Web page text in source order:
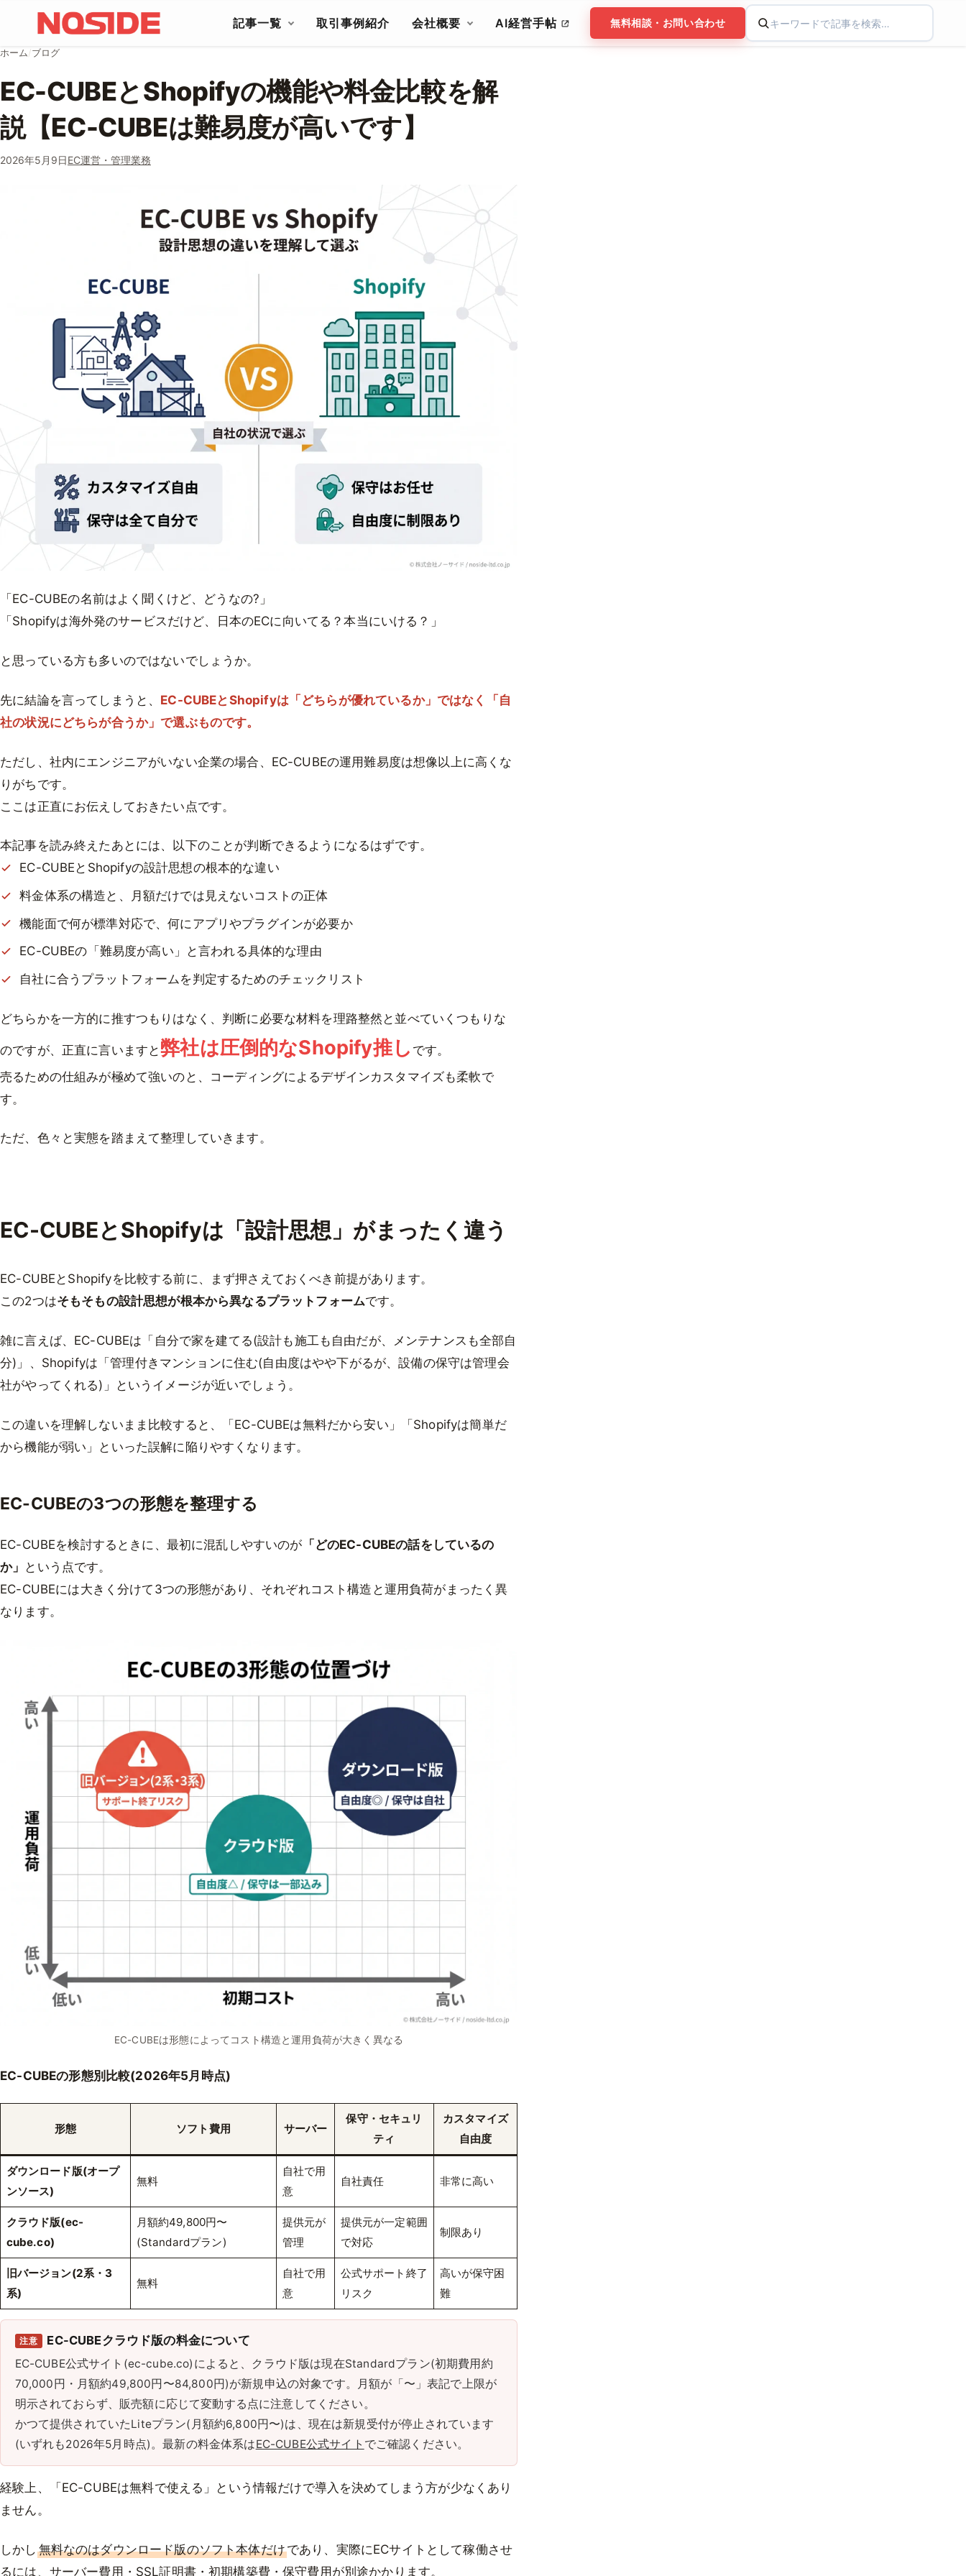
コンテンツへスキップ
記事一覧
取引事例紹介 会社概要 AI経営手帖 無料相談・お問い合わせ
ホーム/ブログ
EC-CUBEとShopifyの機能や料金比較を解
説【EC-CUBEは難易度が高いです】
2026年5月9日EC運営・管理業務
「EC-CUBEの名前はよく聞くけど、どうなの?」
「Shopifyは海外発のサービスだけど、日本のECに向いてる？本当にいける？」
と思っている方も多いのではないでしょうか。
先に結論を言ってしまうと、 EC-CUBEとShopifyは「どちらが優れているか」ではなく「自
社の状況にどちらが合うか」で選ぶものです。
ただし、社内にエンジニアがいない企業の場合、EC-CUBEの運用難易度は想像以上に高くな
りがちです。
ここは正直にお伝えしておきたい点です。
本記事を読み終えたあとには、以下のことが判断できるようになるはずです。
EC-CUBEとShopifyの設計思想の根本的な違い
料金体系の構造と、月額だけでは見えないコストの正体
機能面で何が標準対応で、何にアプリやプラグインが必要か
EC-CUBEの「難易度が高い」と言われる具体的な理由
自社に合うプラットフォームを判定するためのチェックリスト
どちらかを一方的に推すつもりはなく、判断に必要な材料を理路整然と並べていくつもりな
のですが、正直に言いますと弊社は圧倒的なShopify推し です。
売るための仕組みが極めて強いのと、コーディングによるデザインカスタマイズも柔軟で
す。
ただ、色々と実態を踏まえて整理していきます。
EC-CUBEとShopifyは「設計思想」がまったく違う
EC-CUBEとShopifyを比較する前に、まず押さえておくべき前提があります。
この2つはそもそもの設計思想が根本から異なるプラットフォームです。
雑に言えば、EC-CUBEは「自分で家を建てる(設計も施工も自由だが、メンテナンスも全部自
分)」、Shopifyは「管理付きマンションに住む(自由度はやや下がるが、設備の保守は管理会
社がやってくれる)」というイメージが近いでしょう。
この違いを理解しないまま比較すると、「EC-CUBEは無料だから安い」「Shopifyは簡単だ
から機能が弱い」といった誤解に陥りやすくなります。
EC-CUBEの3つの形態を整理する
EC-CUBEを検討するときに、最初に混乱しやすいのが 「どのEC-CUBEの話をしているの
か」 という点です。
EC-CUBEには大きく分けて3つの形態があり、それぞれコスト構造と運用負荷がまったく異
なります。
EC-CUBEは形態によってコスト構造と運用負荷が大きく異なる
EC-CUBEの形態別比較(2026年5月時点)
形態 ソフト費用 サーバー
保守・セキュリ
ティ
カスタマイズ
自由度
ダウンロード版(オープ
ンソース)
無料
自社で用
意
自社責任 非常に高い
クラウド版(ec-
cube.co)
月額約49,800円〜
(Standardプラン)
提供元が
管理
提供元が一定範囲
で対応
制限あり
旧バージョン(2系・3
系)
無料
自社で用
意
公式サポート終了
リスク
高いが保守困
難
注意 EC-CUBEクラウド版の料金について
EC-CUBE公式サイト(ec-cube.co)によると、クラウド版は現在Standardプラン(初期費用約
70,000円・月額約49,800円〜84,800円)が新規申込の対象です。月額が「〜」表記で上限が
明示されておらず、販売額に応じて変動する点に注意してください。
かつて提供されていたLiteプラン(月額約6,800円〜)は、現在は新規受付が停止されています
(いずれも2026年5月時点)。最新の料金体系はEC-CUBE公式サイト でご確認ください。
経験上、「EC-CUBEは無料で使える」という情報だけで導入を決めてしまう方が少なくあり
ません。
しかし 無料なのはダウンロード版のソフト本体だけであり、実際にECサイトとして稼働させ
るには、サーバー費用・SSL証明書・初期構築費・保守費用が別途かかります。